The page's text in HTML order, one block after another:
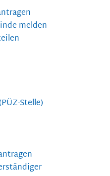
melden
Stelle)